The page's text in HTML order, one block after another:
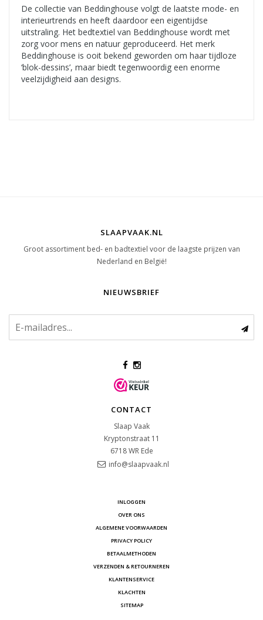
De collectie van Beddinghouse volgt de laatste mode- en
interieurtrends en heeft daardoor een eigentijdse
uitstraling. Het bedtextiel van Beddinghouse wordt met
zorg voor mens en natuur geproduceerd. Het merk
Beddinghouse is ooit bekend geworden om haar tijdloze
‘blok-dessins’, maar biedt tegenwoordig een enorme
veelzijdigheid aan designs.
SLAAPVAAK.NL
Groot assortiment bed- en badtextiel voor de laagste prijzen van
Nederland en België!
NIEUWSBRIEF
CONTACT
Slaap Vaak
Kryptonstraat 11
6718 WR Ede
info@slaapvaak.nl
INLOGGEN
OVER ONS
ALGEMENE VOORWAARDEN
PRIVACY POLICY
BETAALMETHODEN
VERZENDEN & RETOURNEREN
KLANTENSERVICE
KLACHTEN
SITEMAP